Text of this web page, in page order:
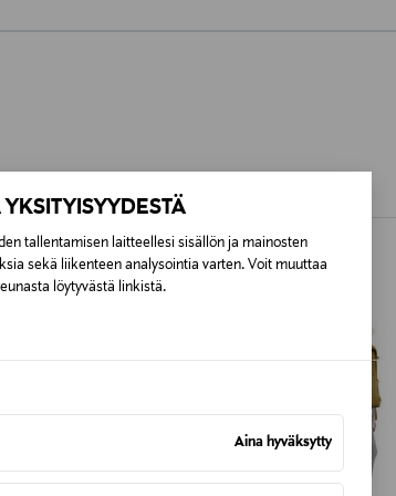
YKSITYISYYDESTÄ
tallentamisen laitteellesi sisällön ja mainosten
sekä liikenteen analysointia varten. Voit muuttaa
löytyvästä linkistä.
Aina hyväksytty
7,90 €–50,00 € kuljetusyhtiöstä ja tuotteen koosta
Alk. 6,90 €, kun toimitus on saatavilla valittuun